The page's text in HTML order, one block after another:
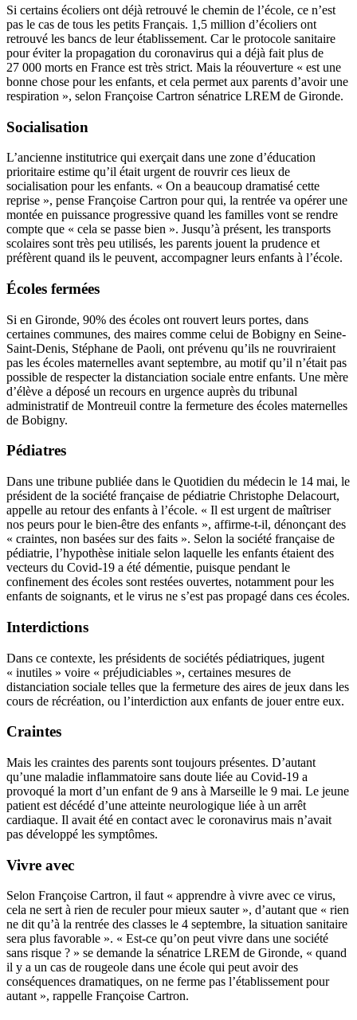
Si certains écoliers ont déjà retrouvé le chemin de l’école, ce n’est
pas le cas de tous les petits Français. 1,5 million d’écoliers ont
retrouvé les bancs de leur établissement. Car le protocole sanitaire
pour éviter la propagation du coronavirus qui a déjà fait plus de
27 000 morts en France est très strict. Mais la réouverture « est une
bonne chose pour les enfants, et cela permet aux parents d’avoir une
respiration », selon Françoise Cartron sénatrice LREM de Gironde.
Socialisation
L’ancienne institutrice qui exerçait dans une zone d’éducation
prioritaire estime qu’il était urgent de rouvrir ces lieux de
socialisation pour les enfants. « On a beaucoup dramatisé cette
reprise », pense Françoise Cartron pour qui, la rentrée va opérer une
montée en puissance progressive quand les familles vont se rendre
compte que « cela se passe bien ». Jusqu’à présent, les transports
scolaires sont très peu utilisés, les parents jouent la prudence et
préfèrent quand ils le peuvent, accompagner leurs enfants à l’école.
Écoles fermées
Si en Gironde, 90% des écoles ont rouvert leurs portes, dans
certaines communes, des maires comme celui de Bobigny en Seine-
Saint-Denis, Stéphane de Paoli, ont prévenu qu’ils ne rouvriraient
pas les écoles maternelles avant septembre, au motif qu’il n’était pas
possible de respecter la distanciation sociale entre enfants. Une mère
d’élève a déposé un recours en urgence auprès du tribunal
administratif de Montreuil contre la fermeture des écoles maternelles
de Bobigny.
Pédiatres
Dans une tribune publiée dans le Quotidien du médecin le 14 mai, le
président de la société française de pédiatrie Christophe Delacourt,
appelle au retour des enfants à l’école. « Il est urgent de maîtriser
nos peurs pour le bien-être des enfants », affirme-t-il, dénonçant des
« craintes, non basées sur des faits ». Selon la société française de
pédiatrie, l’hypothèse initiale selon laquelle les enfants étaient des
vecteurs du Covid-19 a été démentie, puisque pendant le
confinement des écoles sont restées ouvertes, notamment pour les
enfants de soignants, et le virus ne s’est pas propagé dans ces écoles.
Interdictions
Dans ce contexte, les présidents de sociétés pédiatriques, jugent
« inutiles » voire « préjudiciables », certaines mesures de
distanciation sociale telles que la fermeture des aires de jeux dans les
cours de récréation, ou l’interdiction aux enfants de jouer entre eux.
Craintes
Mais les craintes des parents sont toujours présentes. D’autant
qu’une maladie inflammatoire sans doute liée au Covid-19 a
provoqué la mort d’un enfant de 9 ans à Marseille le 9 mai. Le jeune
patient est décédé d’une atteinte neurologique liée à un arrêt
cardiaque. Il avait été en contact avec le coronavirus mais n’avait
pas développé les symptômes.
Vivre avec
Selon Françoise Cartron, il faut « apprendre à vivre avec ce virus,
cela ne sert à rien de reculer pour mieux sauter », d’autant que « rien
ne dit qu’à la rentrée des classes le 4 septembre, la situation sanitaire
sera plus favorable ». « Est-ce qu’on peut vivre dans une société
sans risque ? » se demande la sénatrice LREM de Gironde, « quand
il y a un cas de rougeole dans une école qui peut avoir des
conséquences dramatiques, on ne ferme pas l’établissement pour
autant », rappelle Françoise Cartron.